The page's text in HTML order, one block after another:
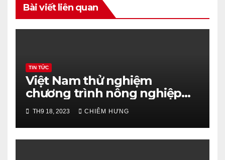
Bài viết liên quan
TIN TỨC
Việt Nam thử nghiệm
chương trình nông nghiệp
Nhật Bản ở trường trung học
TH9 18, 2023 CHIÊM HƯNG